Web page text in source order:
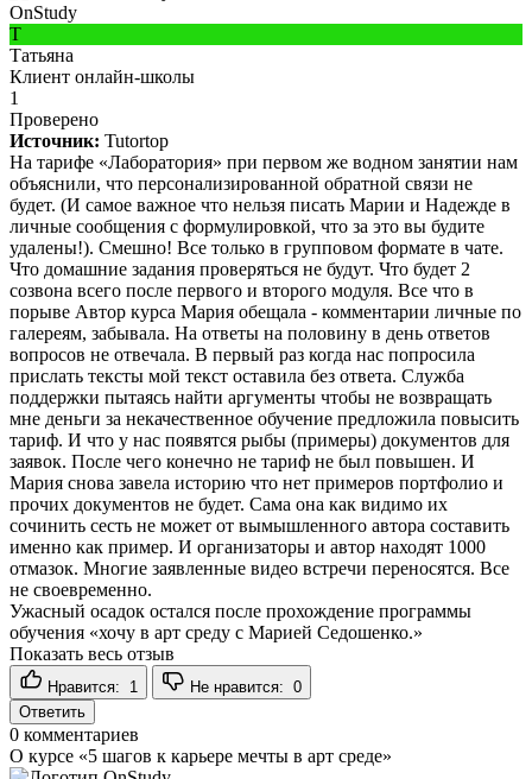
OnStudy
Т
Татьяна
Клиент онлайн-школы
1
Проверено
Источник: Tutortop
На тарифе «Лаборатория» при первом же водном занятии нам
объяснили, что персонализированной обратной связи не
будет. (И самое важное что нельзя писать Марии и Надежде в
личные сообщения с формулировкой, что за это вы будите
удалены!). Смешно! Все только в групповом формате в чате.
Что домашние задания проверяться не будут. Что будет 2
созвона всего после первого и второго модуля. Все что в
порыве Автор курса Мария обещала - комментарии личные по
галереям, забывала. На ответы на половину в день ответов
вопросов не отвечала. В первый раз когда нас попросила
прислать тексты мой текст оставила без ответа. Служба
поддержки пытаясь найти аргументы чтобы не возвращать
мне деньги за некачественное обучение предложила повысить
тариф. И что у нас появятся рыбы (примеры) документов для
заявок. После чего конечно не тариф не был повышен. И
Мария снова завела историю что нет примеров портфолио и
прочих документов не будет. Сама она как видимо их
сочинить сесть не может от вымышленного автора составить
именно как пример. И организаторы и автор находят 1000
отмазок. Многие заявленные видео встречи переносятся. Все
не своевременно.
Ужасный осадок остался после прохождение программы
обучения «хочу в арт среду с Марией Седошенко.»
Показать весь отзыв
Нравится: 1 Не нравится: 0
Ответить
0 комментариев
О курсе «5 шагов к карьере мечты в арт среде»